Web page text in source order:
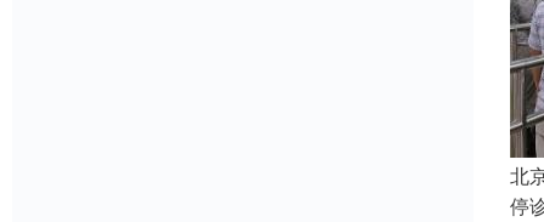
北
停